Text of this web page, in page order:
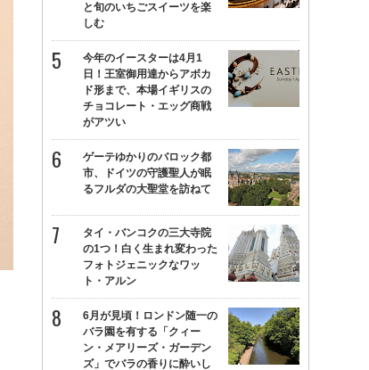
と旬のいちごスイーツを楽
しむ
今年のイースターは4月1
日！王室御用達からアボカ
ド形まで、本場イギリスの
チョコレート・エッグ商戦
がアツい
ゲーテゆかりのバロック都
市、ドイツの守護聖人が眠
るフルダの大聖堂を訪ねて
タイ・バンコクの三大寺院
の1つ！白く生まれ変わった
フォトジェニックなワッ
ト・アルン
6月が見頃！ロンドン随一の
バラ園を有する「クィー
ン・メアリーズ・ガーデン
ズ」でバラの香りに酔いし